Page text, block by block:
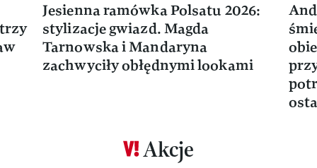
Jesienna ramówka Polsatu 2026:
stylizacje gwiazd. Magda
Tarnowska i Mandaryna
zachwyciły obłędnymi lookami
Akcje